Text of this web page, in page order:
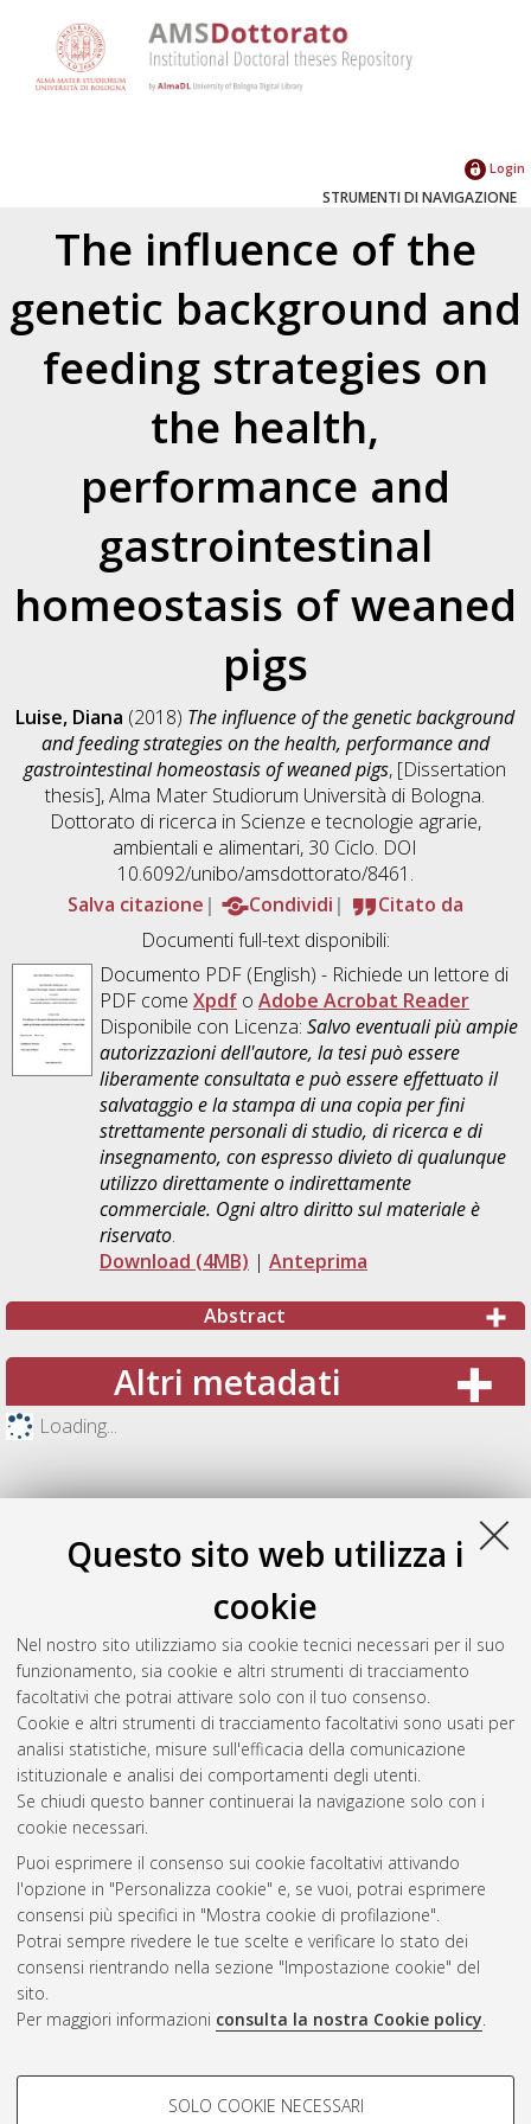
Questo sito web utilizza i
cookie
Nel nostro sito utilizziamo sia cookie tecnici necessari per il suo
funzionamento, sia cookie e altri strumenti di tracciamento
facoltativi che potrai attivare solo con il tuo consenso.
Cookie e altri strumenti di tracciamento facoltativi sono usati per
analisi statistiche, misure sull'efficacia della comunicazione
istituzionale e analisi dei comportamenti degli utenti.
Se chiudi questo banner continuerai la navigazione solo con i
cookie necessari.
Puoi esprimere il consenso sui cookie facoltativi attivando
l'opzione in "Personalizza cookie" e, se vuoi, potrai esprimere
consensi più specifici in "Mostra cookie di profilazione".
Potrai sempre rivedere le tue scelte e verificare lo stato dei
consensi rientrando nella sezione "Impostazione cookie" del
sito.
Per maggiori informazioni consulta la nostra Cookie policy.
COOKIE DI PROFILAZIONE -
SOLO COOKIE NECESSARI
Login
STRUMENTI DI NAVIGAZIONE
The influence of the
genetic background and
feeding strategies on
the health,
performance and
gastrointestinal
homeostasis of weaned
pigs
Luise, Diana (2018) The influence of the genetic background
and feeding strategies on the health, performance and
gastrointestinal homeostasis of weaned pigs, [Dissertation
thesis], Alma Mater Studiorum Università di Bologna.
Dottorato di ricerca in Scienze e tecnologie agrarie,
ambientali e alimentari, 30 Ciclo. DOI
10.6092/unibo/amsdottorato/8461.
Salva citazione
Condividi
Citato da
Documenti full-text disponibili:
Documento PDF(English) - Richiede un lettore di
PDF come Xpdfo Adobe Acrobat Reader
Disponibile con Licenza: Salvo eventuali più ampie
autorizzazioni dell'autore, la tesi può essere
liberamente consultata e può essere effettuato il
salvataggio e la stampa di una copia per fini
strettamente personali di studio, di ricerca e di
insegnamento, con espresso divieto di qualunque
utilizzo direttamente o indirettamente
commerciale. Ogni altro diritto sul materiale è
riservato.
Download (4MB) | Anteprima
Abstract
Altri metadati
Loading...
Gestione del documento:
Atom
Rss 1.0
Rss 2.0
ISSN: 2038-7946
Impostazioni Cookie
Informativa sulla privacy